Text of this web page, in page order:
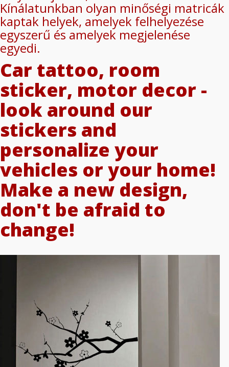
Kínálatunkban olyan minőségi matricák
kaptak helyek, amelyek felhelyezése
egyszerű és amelyek megjelenése
egyedi.
Car tattoo, room
sticker, motor decor -
look around our
stickers and
personalize your
vehicles or your home!
Make a new design,
don't be afraid to
change!